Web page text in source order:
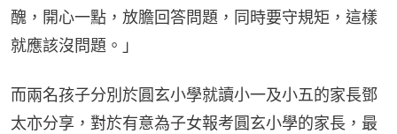
醜，開心一點，放膽回答問題，同時要守規矩，這樣
就應該沒問題。」
而兩名孩子分別於圓玄小學就讀小一及小五的家長鄧
太亦分享，對於有意為子女報考圓玄小學的家長，最